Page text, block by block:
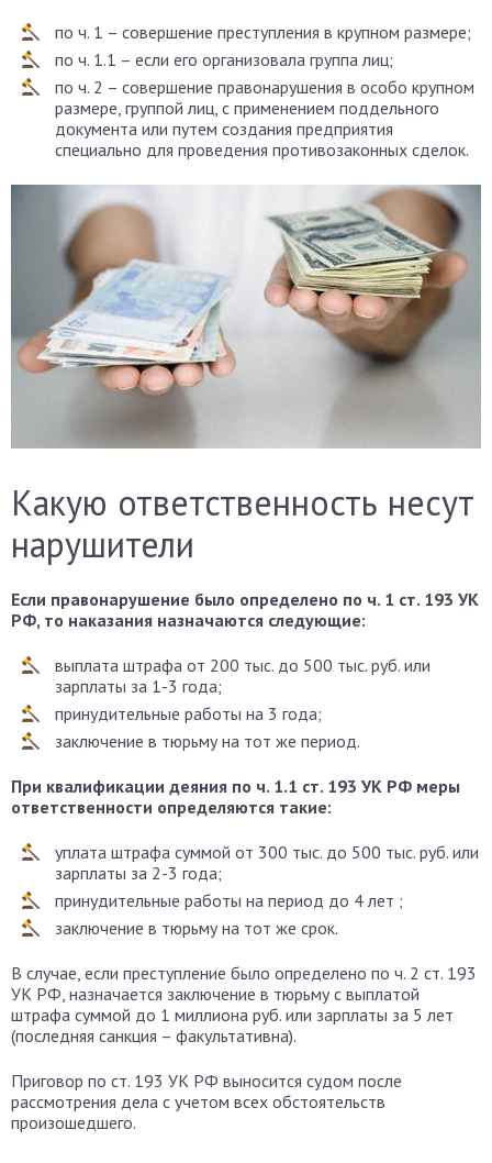
по ч. 1 – совершение преступления в крупном размере;
по ч. 1.1 – если его организовала группа лиц;
по ч. 2 – совершение правонарушения в особо крупном
размере, группой лиц, с применением поддельного
документа или путем создания предприятия
специально для проведения противозаконных сделок.
Какую ответственность несут
нарушители
Если правонарушение было определено по ч. 1 ст. 193 УК
РФ, то наказания назначаются следующие:
выплата штрафа от 200 тыс. до 500 тыс. руб. или
зарплаты за 1-3 года;
принудительные работы на 3 года;
заключение в тюрьму на тот же период.
При квалификации деяния по ч. 1.1 ст. 193 УК РФ меры
ответственности определяются такие:
уплата штрафа суммой от 300 тыс. до 500 тыс. руб. или
зарплаты за 2-3 года;
принудительные работы на период до 4 лет ;
заключение в тюрьму на тот же срок.
В случае, если преступление было определено по ч. 2 ст. 193
УК РФ, назначается заключение в тюрьму с выплатой
штрафа суммой до 1 миллиона руб. или зарплаты за 5 лет
(последняя санкция – факультативна).
Приговор по ст. 193 УК РФ выносится судом после
рассмотрения дела с учетом всех обстоятельств
произошедшего.